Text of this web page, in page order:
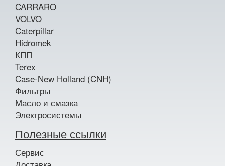
CARRARO
VOLVO
Caterpillar
Hidromek
КПП
Terex
Case-New Holland (CNH)
Фильтры
Масло и смазка
Электросистемы
Полезные ссылки
Сервис